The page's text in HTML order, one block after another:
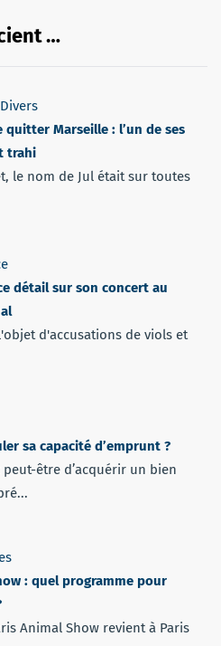
…
quitter Marseille : l’un de ses
trahi
le nom de Jul était sur toutes
détail sur son concert au
d'accusations de viols et
sa capacité d’emprunt ?
peut-être d’acquérir un bien
: quel programme pour
Animal Show revient à Paris